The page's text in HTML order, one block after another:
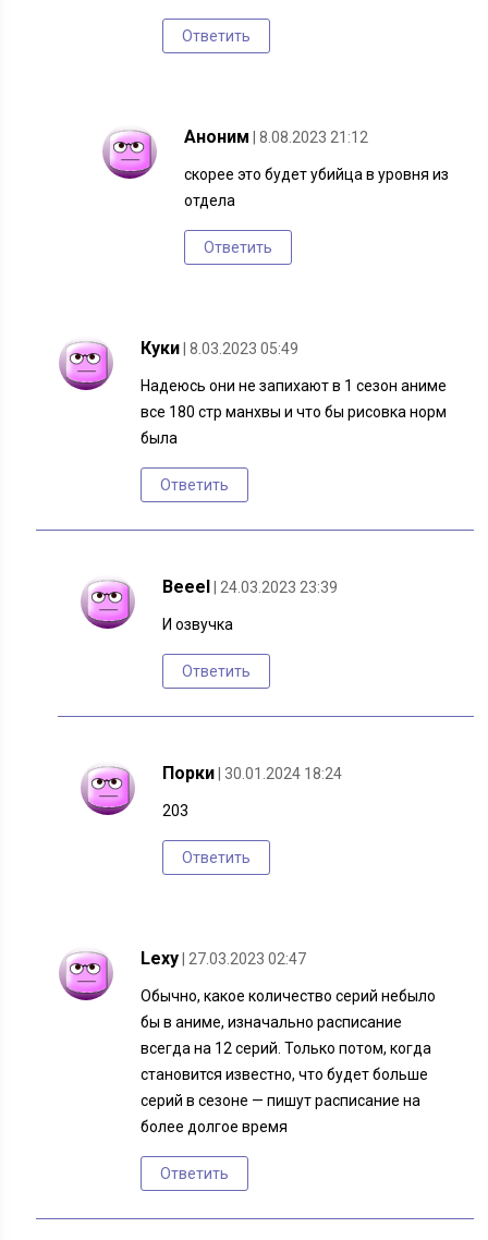
Ответить
Аноним | 8.08.2023 21:12
скорее это будет убийца в уровня из
отдела
Ответить
Куки | 8.03.2023 05:49
Надеюсь они не запихают в 1 сезон аниме
все 180 стр манхвы и что бы рисовка норм
была
Ответить
Beeel | 24.03.2023 23:39
И озвучка
Ответить
Порки | 30.01.2024 18:24
203
Ответить
Lexy | 27.03.2023 02:47
Обычно, какое количество серий небыло
бы в аниме, изначально расписание
всегда на 12 серий. Только потом, когда
становится известно, что будет больше
серий в сезоне — пишут расписание на
более долгое время
Ответить